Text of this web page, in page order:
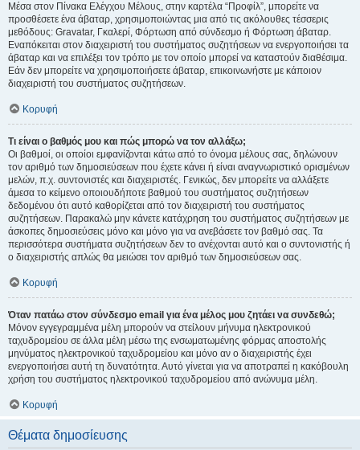
Μέσα στον Πίνακα Ελέγχου Μέλους, στην καρτέλα “Προφίλ”, μπορείτε να
προσθέσετε ένα άβαταρ, χρησιμοποιώντας μια από τις ακόλουθες τέσσερις
μεθόδους: Gravatar, Γκαλερί, Φόρτωση από σύνδεσμο ή Φόρτωση άβαταρ.
Εναπόκειται στον διαχειριστή του συστήματος συζητήσεων να ενεργοποιήσει τα
άβαταρ και να επιλέξει τον τρόπο με τον οποίο μπορεί να καταστούν διαθέσιμα.
Εάν δεν μπορείτε να χρησιμοποιήσετε άβαταρ, επικοινωνήστε με κάποιον
διαχειριστή του συστήματος συζητήσεων.
Κορυφή
Τι είναι ο βαθμός μου και πώς μπορώ να τον αλλάξω;
Οι βαθμοί, οι οποίοι εμφανίζονται κάτω από το όνομα μέλους σας, δηλώνουν
τον αριθμό των δημοσιεύσεων που έχετε κάνει ή είναι αναγνωριστικό ορισμένων
μελών, π.χ. συντονιστές και διαχειριστές. Γενικώς, δεν μπορείτε να αλλάξετε
άμεσα το κείμενο οποιουδήποτε βαθμού του συστήματος συζητήσεων
δεδομένου ότι αυτό καθορίζεται από τον διαχειριστή του συστήματος
συζητήσεων. Παρακαλώ μην κάνετε κατάχρηση του συστήματος συζητήσεων με
άσκοπες δημοσιεύσεις μόνο και μόνο για να ανεβάσετε τον βαθμό σας. Τα
περισσότερα συστήματα συζητήσεων δεν το ανέχονται αυτό και ο συντονιστής ή
ο διαχειριστής απλώς θα μειώσει τον αριθμό των δημοσιεύσεων σας.
Κορυφή
Όταν πατάω στον σύνδεσμο email για ένα μέλος μου ζητάει να συνδεθώ;
Μόνον εγγεγραμμένα μέλη μπορούν να στείλουν μήνυμα ηλεκτρονικού
ταχυδρομείου σε άλλα μέλη μέσω της ενσωματωμένης φόρμας αποστολής
μηνύματος ηλεκτρονικού ταχυδρομείου και μόνο αν ο διαχειριστής έχει
ενεργοποιήσει αυτή τη δυνατότητα. Αυτό γίνεται για να αποτραπεί η κακόβουλη
χρήση του συστήματος ηλεκτρονικού ταχυδρομείου από ανώνυμα μέλη.
Κορυφή
Θέματα δημοσίευσης